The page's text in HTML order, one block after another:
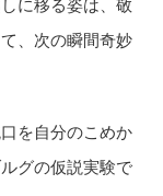
に移る姿は、敬
、次の瞬間奇妙
を自分のこめか
グの仮説実験で